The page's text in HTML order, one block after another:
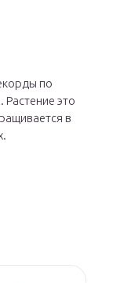
по
это
в